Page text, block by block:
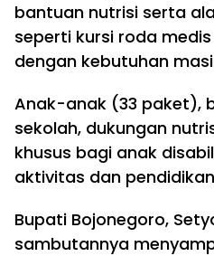
bantuan nutrisi serta
seperti kursi roda
dengan kebutuhan
Anak-anak (33 paket),
sekolah, dukungan
khusus bagi anak
aktivitas dan
Bupati Bojonegoro,
sambutannya